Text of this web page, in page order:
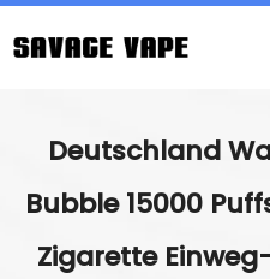
Deutschland
Bubble 15000
Zigarette